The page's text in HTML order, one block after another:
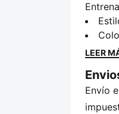
de
élite.
LEER
Envío